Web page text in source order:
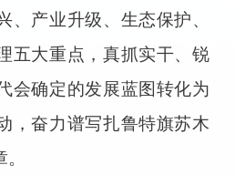
、产业升级、生态保护、
五大重点，真抓实干、锐
会确定的发展蓝图转化为
，奋力谱写扎鲁特旗苏木